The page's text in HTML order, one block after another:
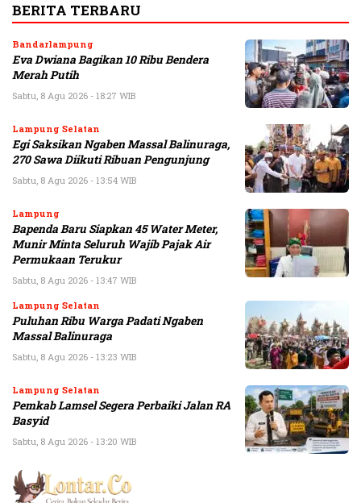
BERITA TERBARU
Bandarlampung
Eva Dwiana Bagikan 10 Ribu Bendera
Merah Putih
Sabtu, 8 Agu 2026 - 18:27 WIB
Lampung Selatan
Egi Saksikan Ngaben Massal Balinuraga,
270 Sawa Diikuti Ribuan Pengunjung
Sabtu, 8 Agu 2026 - 13:54 WIB
Lampung
Bapenda Baru Siapkan 45 Water Meter,
Munir Minta Seluruh Wajib Pajak Air
Permukaan Terukur
Sabtu, 8 Agu 2026 - 13:47 WIB
Lampung Selatan
Puluhan Ribu Warga Padati Ngaben
Massal Balinuraga
Sabtu, 8 Agu 2026 - 13:23 WIB
Lampung Selatan
Pemkab Lamsel Segera Perbaiki Jalan RA
Basyid
Sabtu, 8 Agu 2026 - 13:20 WIB